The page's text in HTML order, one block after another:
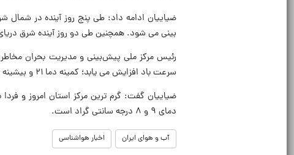
ضیاییان ادامه داد: طی پنج روز آینده در
بینی می شود. همچنین طی دو روز آینده شرق
رئیس مرکز ملی پیش‌بینی و مدیریت بحران
سرعت باد افزایش می یابد؛ کمینه دما ۲۱ و بیشینه دما ۳۳ درجه سانتی گراد است.
دمای ۹ و ۸ درجه سانتی گراد است.
آب و هوای ایران اخبار هواشناسی